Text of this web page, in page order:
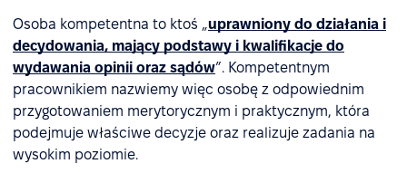
Osoba kompetentna to ktoś „uprawniony do działania i
decydowania, mający podstawy i kwalifikacje do
wydawania opinii oraz sądów”. Kompetentnym
pracownikiem nazwiemy więc osobę z odpowiednim
przygotowaniem merytorycznym i praktycznym, która
podejmuje właściwe decyzje oraz realizuje zadania na
wysokim poziomie.